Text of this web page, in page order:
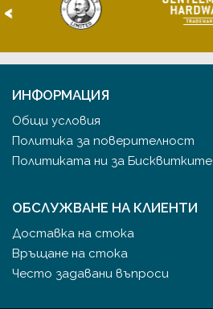
<
ИНФОРМАЦИЯ
Общи условия
Политика за поверителност
Политиката ни за Бисквитките
ОБСЛУЖВАНЕ НА КЛИЕНТИ
Доставка на стока
Връщане на стока
Често задавани въпроси